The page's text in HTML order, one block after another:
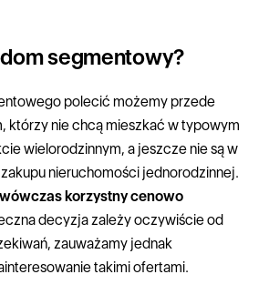
segmentowy?
polecić możemy przede
którzy nie chcą mieszkać w typowym
wielorodzinnym, a jeszcze nie są w
nieruchomości jednorodzinnej.
korzystny cenowo
decyzja zależy oczywiście od
zauważamy jednak
takimi ofertami.